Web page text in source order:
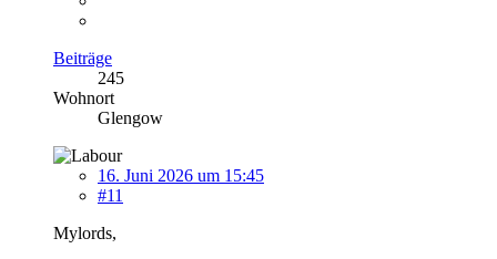
Beiträge
245
Wohnort
Glengow
16. Juni 2026 um 15:45
#11
Mylords,